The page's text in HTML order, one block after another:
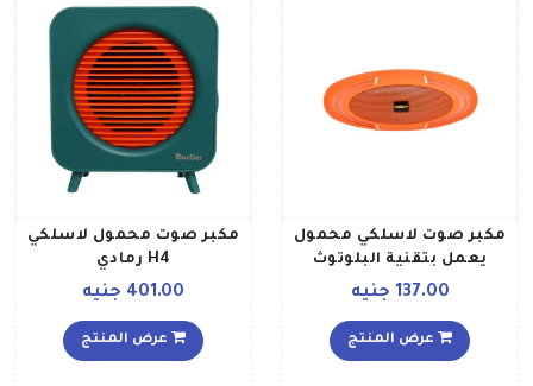
مكبر صوت لاسلكي محمول
يعمل بتقنية البلوتوث
برتقالي
137.00 جنيه
عرض المنتج
مكبر صوت محمول لاسلكي
H4 رمادي
401.00 جنيه
عرض المنتج